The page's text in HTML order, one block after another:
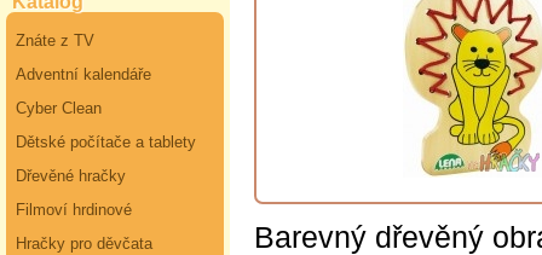
Znáte z TV
Adventní kalendáře
Cyber Clean
Dětské počítače a tablety
Dřevěné hračky
Filmoví hrdinové
Hračky pro děvčata
Barevný dřevěný